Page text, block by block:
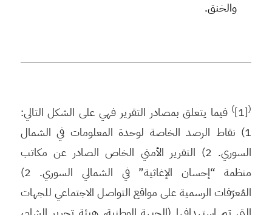
والخنق.
(
[1]
)فيما يتعلق بمصادر التقرير فهي على الشكل التالي:
1) نقاط الرصد الخاصة لوحدة المعلومات في الشمال
السوري. 2) التقرير الأمني الخاص الصادر عن مكاتب
منظمة “إحسان الإغاثية” في الشمالي السوري. 2)
المُعرّفات الرسمية على مواقع التواصل الاجتماعي للجهات